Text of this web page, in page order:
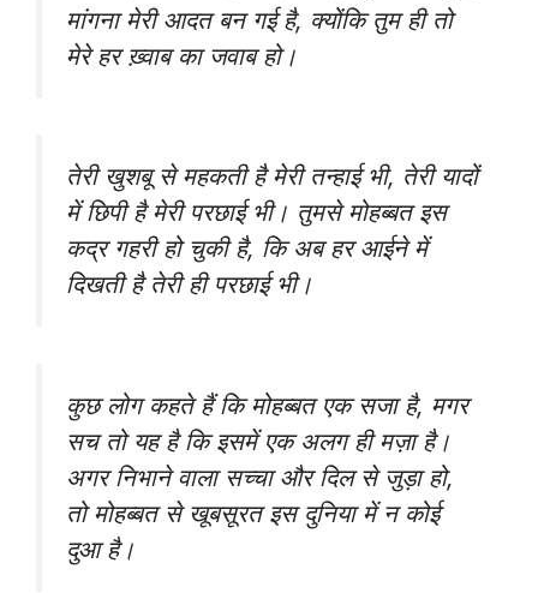
मांगना मेरी आदत बन गई है, क्योंकि तुम ही तो
मेरे हर ख़्वाब का जवाब हो।
तेरी खुशबू से महकती है मेरी तन्हाई भी, तेरी यादों
में छिपी है मेरी परछाई भी। तुमसे मोहब्बत इस
कद्र गहरी हो चुकी है, कि अब हर आईने में
दिखती है तेरी ही परछाई भी।
कुछ लोग कहते हैं कि मोहब्बत एक सजा है, मगर
सच तो यह है कि इसमें एक अलग ही मज़ा है।
अगर निभाने वाला सच्चा और दिल से जुड़ा हो,
तो मोहब्बत से खूबसूरत इस दुनिया में न कोई
दुआ है।